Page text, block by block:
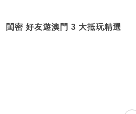
閨密 好友遊澳門 3 大抵玩精選